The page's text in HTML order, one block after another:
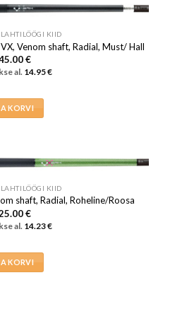
KIID
Venom shaft, Radial, Must/ Hall
€
al. 14.95€
KORVI
KIID
shaft, Radial, Roheline/Roosa
€
al. 14.23€
KORVI